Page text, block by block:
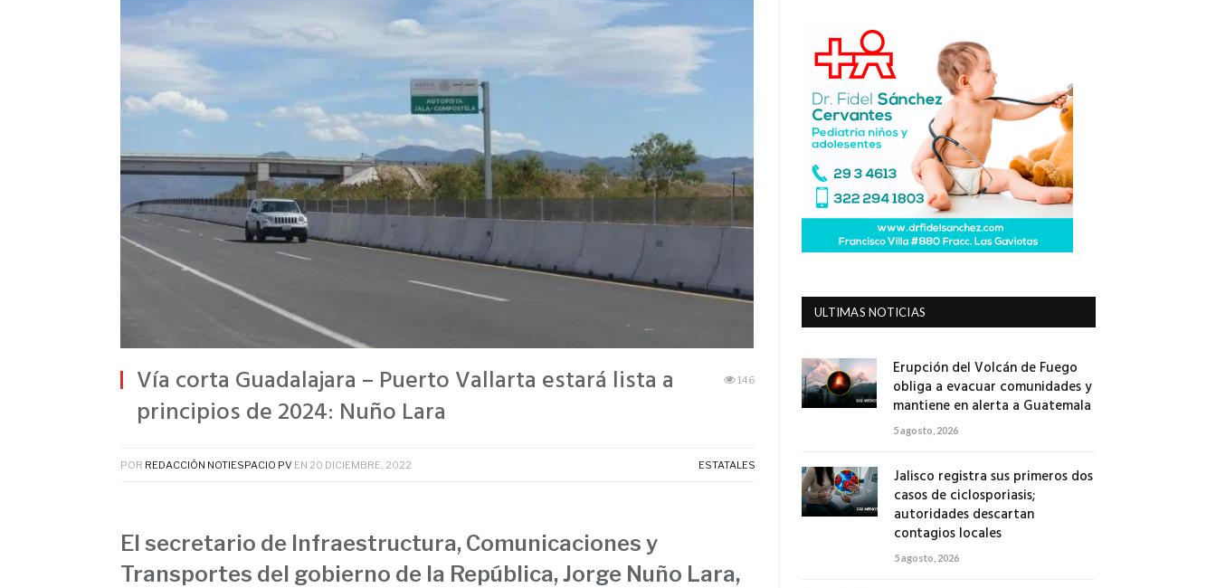
Vía corta Guadalajara – Puerto Vallarta estará lista a
principios de 2024: Nuño Lara
146
POR REDACCIÓN NOTIESPACIO PV EN 20 DICIEMBRE, 2022 ESTATALES
El secretario de Infraestructura, Comunicaciones y
Transportes del gobierno de la República, Jorge Nuño Lara,
ULTIMAS NOTICIAS
Erupción del Volcán de Fuego
obliga a evacuar comunidades y
mantiene en alerta a Guatemala
5 agosto, 2026
Jalisco registra sus primeros dos
casos de ciclosporiasis;
autoridades descartan
contagios locales
5 agosto, 2026